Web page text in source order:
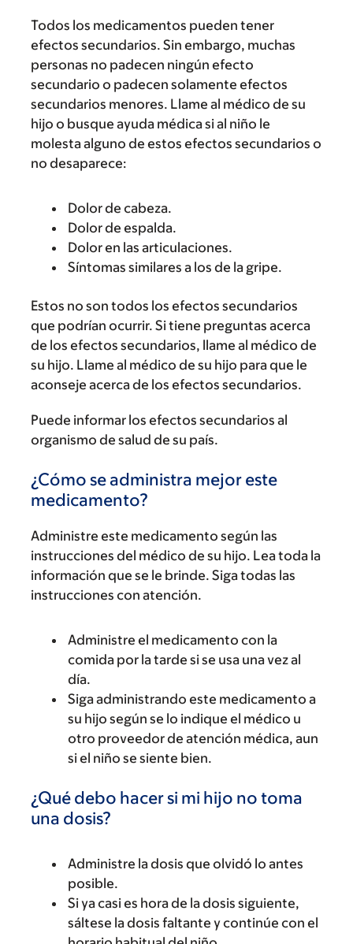
Todos los medicamentos pueden tener
efectos secundarios. Sin embargo, muchas
personas no padecen ningún efecto
secundario o padecen solamente efectos
secundarios menores. Llame al médico de su
hijo o busque ayuda médica si al niño le
molesta alguno de estos efectos secundarios o
no desaparece:
Dolor de cabeza.
Dolor de espalda.
Dolor en las articulaciones.
Síntomas similares a los de la gripe.
Estos no son todos los efectos secundarios
que podrían ocurrir. Si tiene preguntas acerca
de los efectos secundarios, llame al médico de
su hijo. Llame al médico de su hijo para que le
aconseje acerca de los efectos secundarios.
Puede informar los efectos secundarios al
organismo de salud de su país.
¿Cómo se administra mejor este
medicamento?
Administre este medicamento según las
instrucciones del médico de su hijo. Lea toda la
información que se le brinde. Siga todas las
instrucciones con atención.
Administre el medicamento con la
comida por la tarde si se usa una vez al
día.
Siga administrando este medicamento a
su hijo según se lo indique el médico u
otro proveedor de atención médica, aun
si el niño se siente bien.
¿Qué debo hacer si mi hijo no toma
una dosis?
Administre la dosis que olvidó lo antes
posible.
Si ya casi es hora de la dosis siguiente,
sáltese la dosis faltante y continúe con el